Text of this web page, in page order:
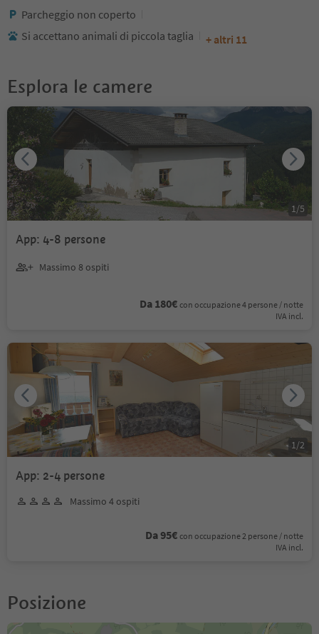
Parcheggio non coperto
Si accettano animali di piccola taglia
+ altri 11
Esplora le camere
App: 4-8 persone
Massimo 8 ospiti
Da 180€ con occupazione 4 persone / notte
IVA incl.
1/5
App: 2-4 persone
Massimo 4 ospiti
Da 95€ con occupazione 2 persone / notte
IVA incl.
1 /2
Posizione